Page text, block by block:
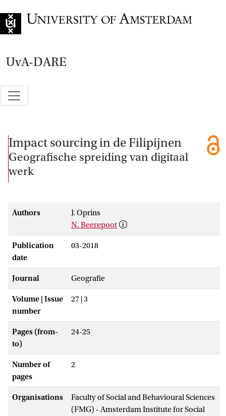
UvA-DARE
Impact sourcing in de Filipijnen
Geografische spreiding van digitaal
werk
Authors
J. Oprins
N. Beerepoot
Publication
date
03-2018
Journal Geografie
Volume | Issue
number
27 | 3
Pages (from-
to)
24-25
Number of
pages
2
Organisations
Faculty of Social and Behavioural Sciences
(FMG) - Amsterdam Institute for Social